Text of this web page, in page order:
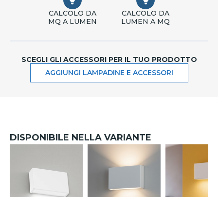
CALCOLO DA
MQ A LUMEN
CALCOLO DA
LUMEN A MQ
SCEGLI GLI ACCESSORI PER IL TUO PRODOTTO
AGGIUNGI LAMPADINE E ACCESSORI
DISPONIBILE NELLA VARIANTE